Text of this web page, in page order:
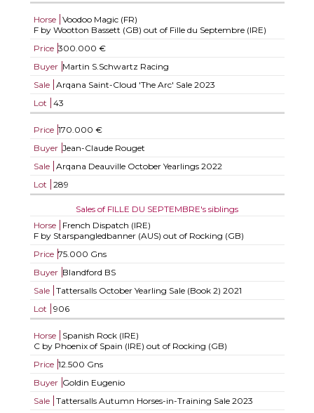
Horse
Voodoo Magic (FR)
F by Wootton Bassett (GB) out of Fille du Septembre (IRE)
Price 300.000 €
Buyer Martin S.Schwartz Racing
Sale
Arqana Saint-Cloud 'The Arc' Sale 2023
Lot
43
Price 170.000 €
Buyer Jean-Claude Rouget
Sale
Arqana Deauville October Yearlings 2022
Lot
289
Sales of FILLE DU SEPTEMBRE's siblings
Horse
French Dispatch (IRE)
F by Starspangledbanner (AUS) out of Rocking (GB)
Price 75.000 Gns
Buyer Blandford BS
Sale
Tattersalls October Yearling Sale (Book 2) 2021
Lot
906
Horse
Spanish Rock (IRE)
C by Phoenix of Spain (IRE) out of Rocking (GB)
Price 12.500 Gns
Buyer Goldin Eugenio
Sale
Tattersalls Autumn Horses-in-Training Sale 2023